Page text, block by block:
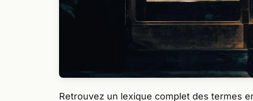
Retrouvez un lexique complet des termes